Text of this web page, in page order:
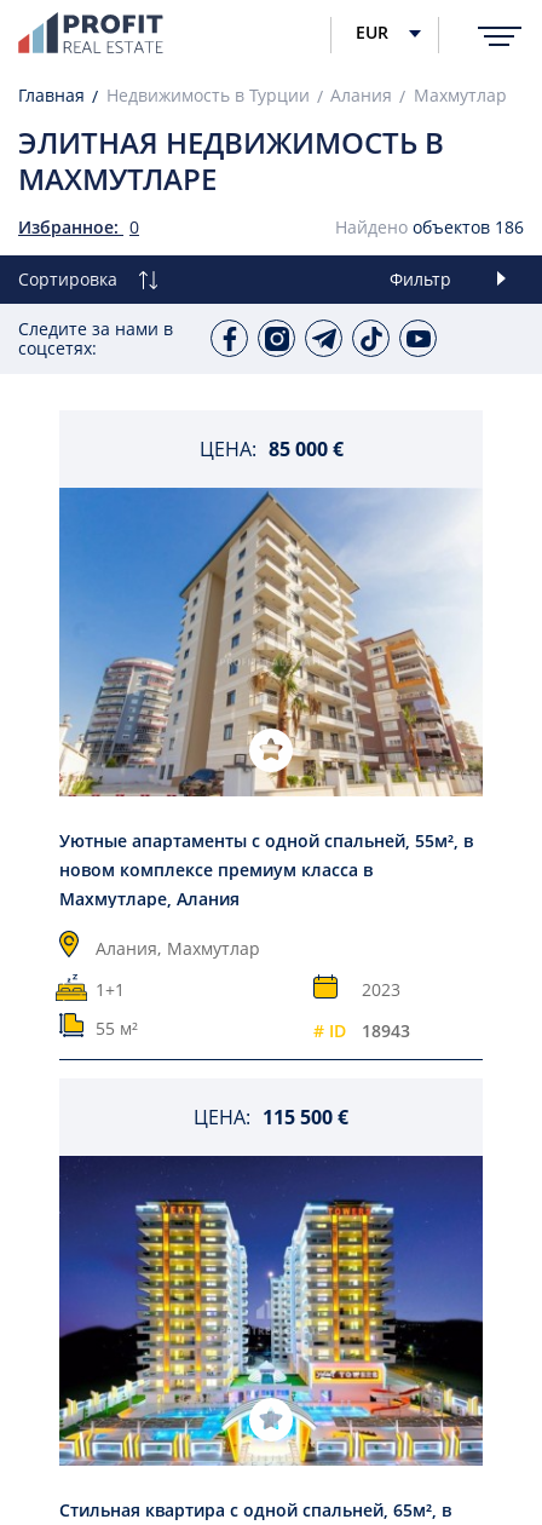
EUR
Главная Недвижимость в Турции Алания Махмутлар
ЭЛИТНАЯ НЕДВИЖИМОСТЬ В
МАХМУТЛАРЕ
Избранное: 0 Найдено объектов 186
Сортировка Фильтр
Следите за нами в
соцсетях:
ЦЕНА: 85 000 €
Уютные апартаменты с одной спальней, 55м², в
новом комплексе премиум класса в
Махмутларе, Алания
Алания, Махмутлар
1+1
2023
55 м²
# ID 18943
ЦЕНА: 115 500 €
Стильная квартира с одной спальней, 65м², в